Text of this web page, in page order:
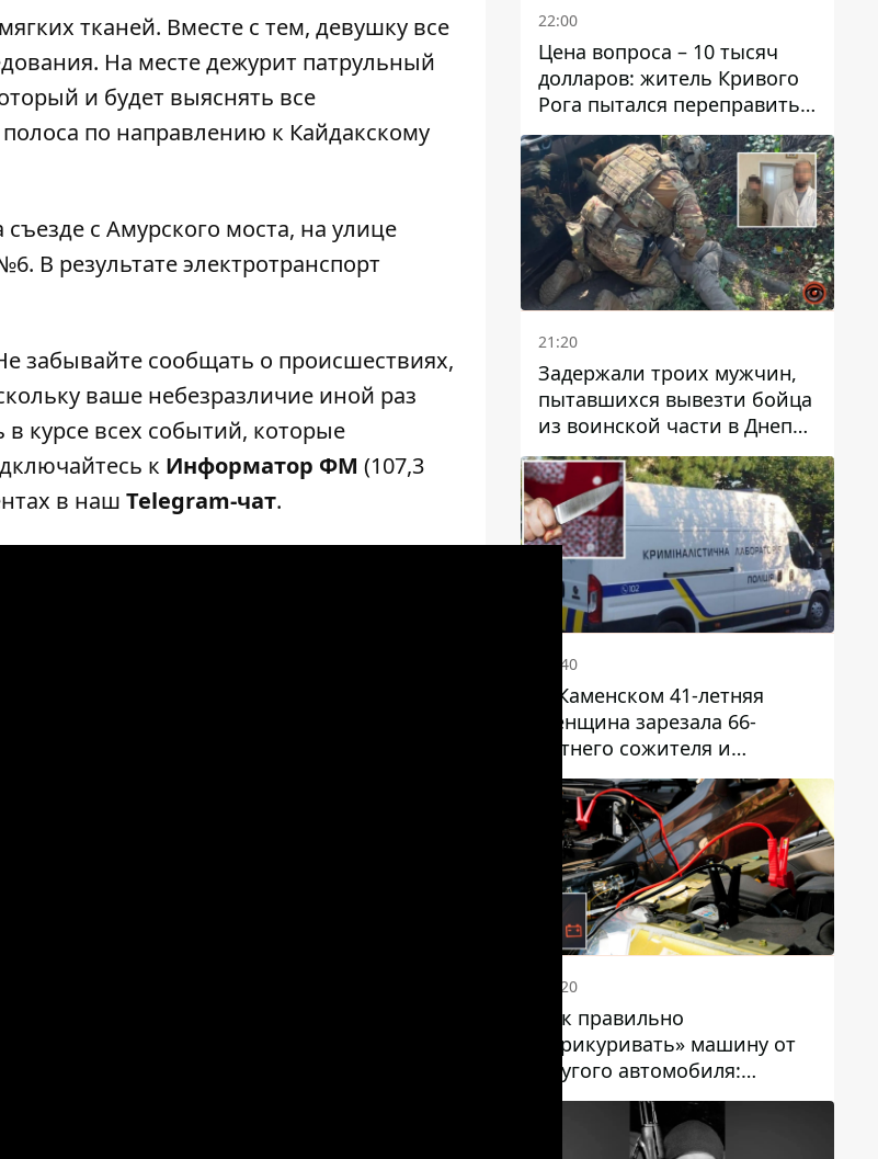
тканей. Вместе с тем, девушку все
На месте дежурит патрульный
и будет выяснять все
по направлению к Кайдакскому
с Амурского моста, на улице
. В результате электротранспорт
забывайте сообщать о происшествиях,
ваше небезразличие иной раз
курсе всех событий, которые
к Информатор ФМ (107,3
в наш Telegram-чат.
22:00
Цена вопроса – 10 тысяч
долларов: житель Кривого
Рога пытался переправить
мужчину в Словакию
21:20
Задержали троих мужчин,
пытавшихся вывезти бойца
из воинской части в Днепр
за 7 тысяч долларов: среди
них был врач
20:40
В Каменском 41-летняя
женщина зарезала 66-
летнего сожителя и
пыталась обмануть
полицейских
20:20
Как правильно
«прикуривать» машину от
другого автомобиля:
инструкция для водителей